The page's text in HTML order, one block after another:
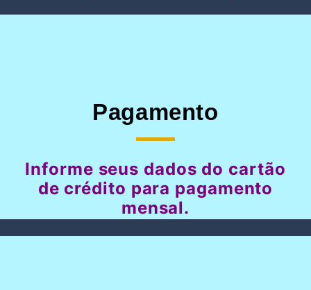
Pagamento
Informe seus dados do cartão
de crédito para pagamento
mensal.